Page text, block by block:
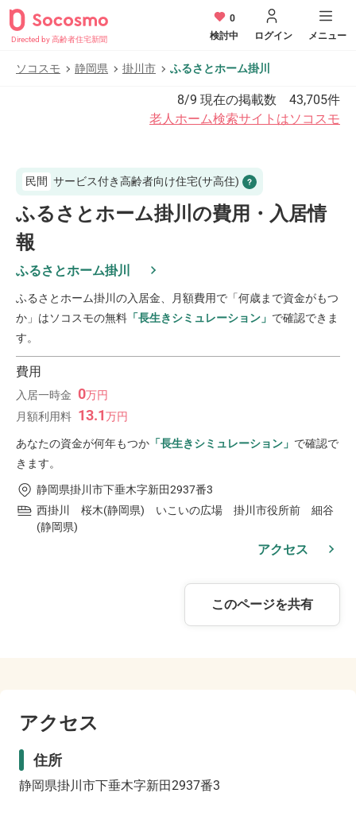
Directed by 高齢者住宅新聞
0
検討中
ログイン メニュー
ソコスモ 静岡県 掛川市 ふるさとホーム掛川
8/9 現在の掲載数 43,705件
老人ホーム検索サイトはソコスモ
民間 サービス付き高齢者向け住宅(サ高住)
ふるさとホーム掛川の費用・入居情
報
ふるさとホーム掛川
ふるさとホーム掛川 の入居金、月額費用で「何歳まで資金がもつ
か」はソコスモの無料 「長生きシミュレーション」 で確認できま
す。
費用
入居一時金 0万円
月額利用料 13.1万円
あなたの資金が何年もつか 「長生きシミュレーション」 で確認で
きます。
静岡県掛川市下垂木字新田2937番3
西掛川 桜木(静岡県) いこいの広場 掛川市役所前 細谷
(静岡県)
アクセス
このページを共有
アクセス
住所
静岡県掛川市下垂木字新田2937番3